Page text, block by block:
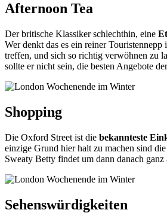
Afternoon Tea
Der britische Klassiker schlechthin, eine
Wer denkt das es ein reiner
treffen, und sich so richtig verwöhnen zu
sollte er nicht sein, die besten Angebote
Shopping
Die Oxford Street ist die bekannteste
einzige Grund hier halt zu machen sind
Sweaty Betty findet um dann danach
Sehenswürdigkeiten